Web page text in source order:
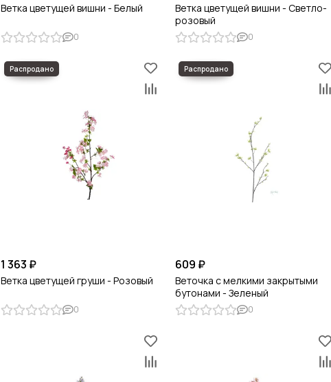
Ветка цветущей вишни - Белый
0
Ветка цветущей вишни - Светло-
розовый
0
1 363 ₽
Ветка цветущей груши - Розовый
0
609 ₽
Веточка с мелкими закрытыми
бутонами - Зеленый
0